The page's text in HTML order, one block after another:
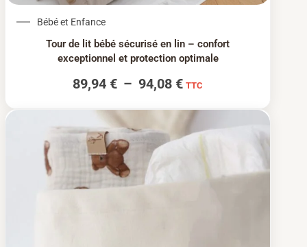
Bébé et Enfance
Tour de lit bébé sécurisé en lin – confort
exceptionnel et protection optimale
89,94 € – 94,08 € TTC